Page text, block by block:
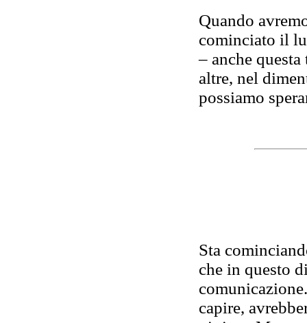
Quando
cominciato il
– anche
altre, nel
possiamo
Sta
che in questo
capire,